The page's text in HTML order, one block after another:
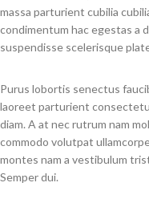
massa parturient cubilia
condimentum hac egestas a
suspendisse scelerisque
Purus lobortis senectus
laoreet parturient
diam. A at nec rutrum nam
commodo volutpat
montes nam a vestibulum
Semper dui.